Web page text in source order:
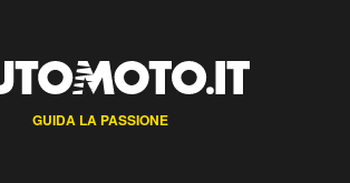
GUIDA LA PASSIONE